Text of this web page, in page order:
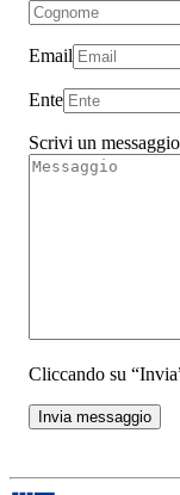
Email
Ente
Scrivi un messaggio
Cliccando su